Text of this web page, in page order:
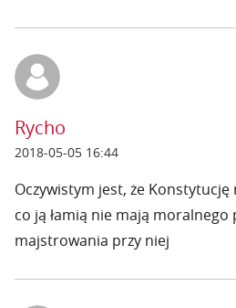
Rycho
2018-05-05 16:44
Oczywistym jest, że Konstytucję
co ją łamią nie mają moralnego
majstrowania przy niej